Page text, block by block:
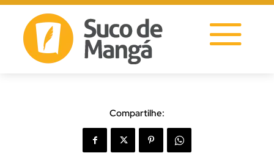
Compartilhe: